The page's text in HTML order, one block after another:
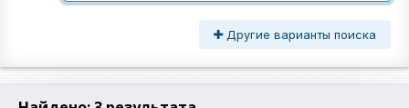
Другие варианты поиска